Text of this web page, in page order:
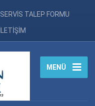
SERVİS TALEP FORMU
İLETİŞİM
MENÜ